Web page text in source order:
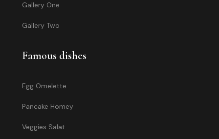
Gallery One
Gallery Two
Famous dishes
Egg Omelette
Pancake Homey
Veggies Salat